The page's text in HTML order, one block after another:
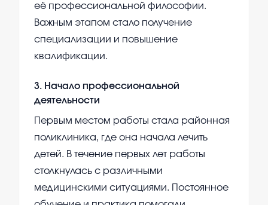
её профессиональной философии.
Важным этапом стало получение
специализации и повышение
квалификации.
3. Начало профессиональной
деятельности
Первым местом работы стала районная
поликлиника, где она начала лечить
детей. В течение первых лет работы
столкнулась с различными
медицинскими ситуациями. Постоянное